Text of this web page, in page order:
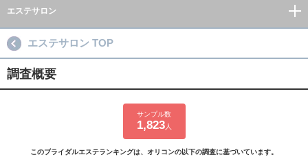
エステサロン
エステサロン TOP
調査概要
サンプル数
1,823人
このブライダルエステランキングは、オリコンの以下の調査に基づいています。